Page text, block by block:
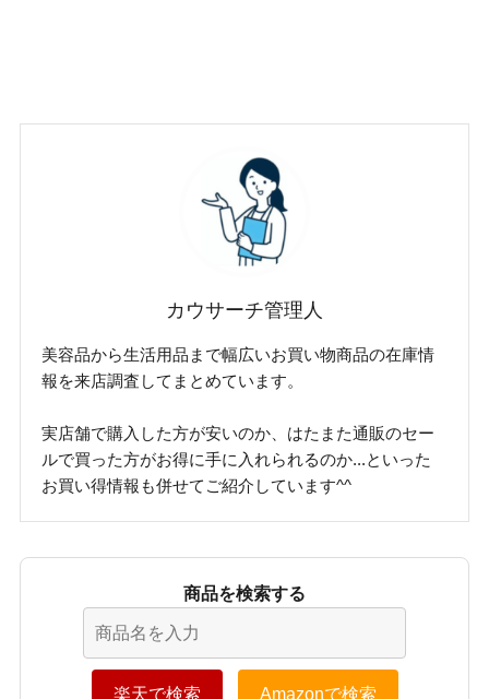
カウサーチ管理人
美容品から生活用品まで幅広いお買い物商品の在庫情
報を来店調査してまとめています。
実店舗で購入した方が安いのか、はたまた通販のセー
ルで買った方がお得に手に入れられるのか...といった
お買い得情報も併せてご紹介しています^^
商品を検索する
楽天で検索 Amazonで検索